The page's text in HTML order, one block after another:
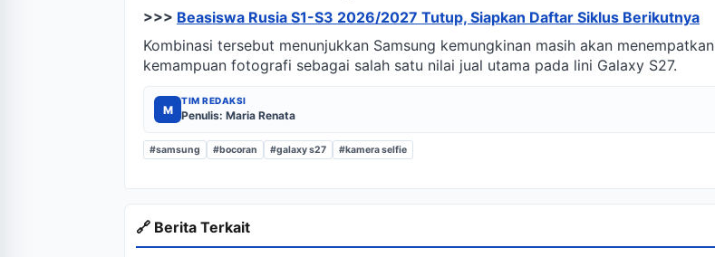
>>> Beasiswa Rusia S1-S3 2026/2027 Tutup, Siapkan Daftar Siklus Berikutnya
Kombinasi tersebut menunjukkan Samsung kemungkinan masih akan menempatkan
kemampuan fotografi sebagai salah satu nilai jual utama pada lini Galaxy S27.
M
TIM REDAKSI
Penulis: Maria Renata
#samsung #bocoran #galaxy s27 #kamera selfie
🔗 Berita Terkait